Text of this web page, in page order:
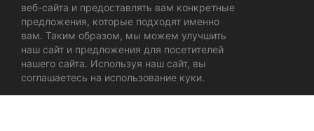
веб-сайта и предоставлять вам конкретные
предложения, которые подходят именно
вам. Таким образом, мы можем улучшить
наш сайт и предложения для посетителей
нашего сайта. Используя наш сайт, вы
соглашаетесь на использование куки.